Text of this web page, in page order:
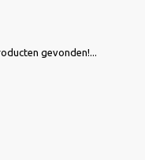
gevonden!...